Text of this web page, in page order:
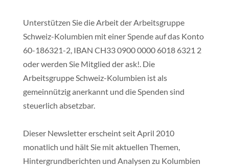
Unterstützen Sie die Arbeit der Arbeitsgruppe
Schweiz-Kolumbien mit einer Spende auf das Konto
60-186321-2, IBAN CH33 0900 0000 6018 6321 2
oder werden Sie Mitglied der ask!. Die
Arbeitsgruppe Schweiz-Kolumbien ist als
gemeinnützig anerkannt und die Spenden sind
steuerlich absetzbar.
Dieser Newsletter erscheint seit April 2010
monatlich und hält Sie mit aktuellen Themen,
Hintergrundberichten und Analysen zu Kolumbien